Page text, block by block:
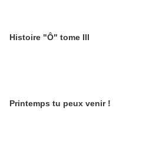
Histoire "Ô" tome III
Printemps tu peux venir !